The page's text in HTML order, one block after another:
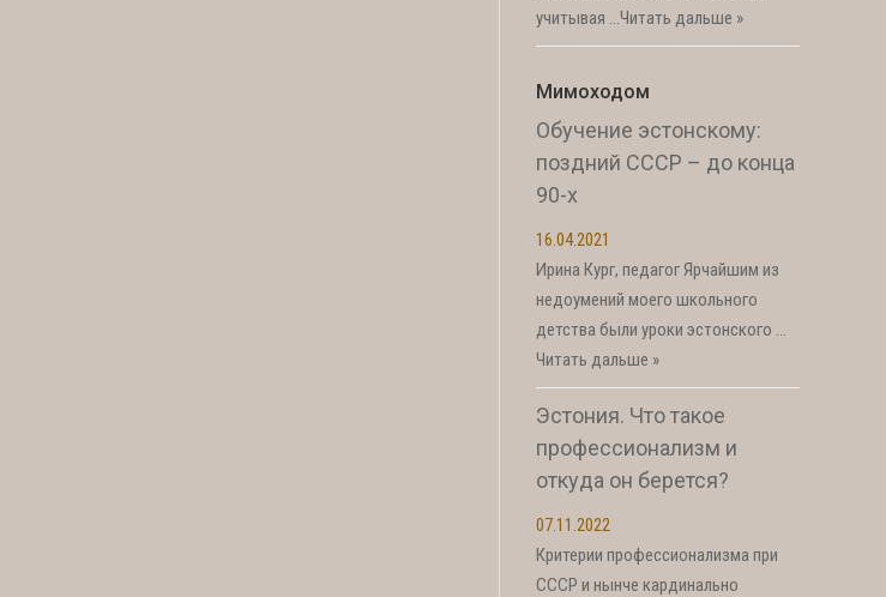
учитывая …Читать дальше »
Мимоходом
Обучение эстонскому:
поздний СССР – до конца
90-х
16.04.2021
Ирина Кург, педагог Ярчайшим из
недоумений моего школьного
детства были уроки эстонского …
Читать дальше »
Эстония. Что такое
профессионализм и
откуда он берется?
07.11.2022
Критерии профессионализма при
СССР и нынче кардинально